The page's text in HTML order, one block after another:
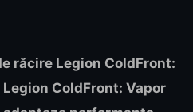
răcire Legion ColdFront:
ColdFront: Vapor